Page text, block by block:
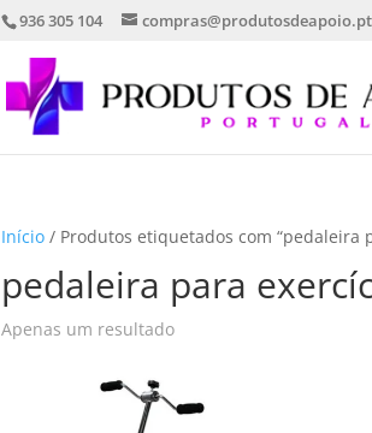
936 305 104 compras@produtosdeapoio.pt
Início / Produtos etiquetados com “pedaleira
pedaleira para
Apenas um resultado